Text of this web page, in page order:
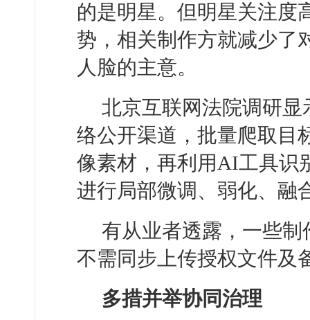
的是明星。但明星关注度
势，相关制作方就减少了
人脸的主意。
北京互联网法院调研
络公开渠道，批量爬取目
像素材，再利用AI工具识
进行局部微调、弱化、融
有从业者透露，一些
不需同步上传授权文件及
多措并举协同治理